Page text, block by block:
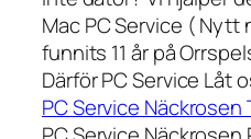
Mac PC Service ( Nytt
funnits 11 år på
Därför PC Service Låt
PC Service Näckrosen